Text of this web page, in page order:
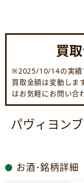
買
※2025/10/14の実績
買取金額は変動しま
はお気軽にお問い合
パヴィヨン
お酒･銘柄詳細